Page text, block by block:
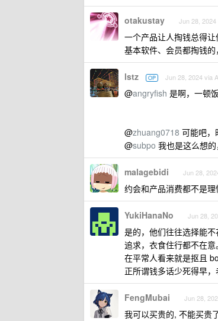
otakustay Jun 28, 2024
一个产品让人掏钱总得
基本软件、会员都掏钱
lstz OP Jun 28, 2024 via
@angryfish 是啊，一顿
@zhuang0718 可能吧，
@subpo 我也是这么想
malagebidi Jun 28,
约会和产品消费都不是
YukiHanaNo Jun 28,
是的，他们往往选择能
追求，衣食住行都不在意。
在平常人看来就是抠且
正所谓钱多话少死得早
FengMubai Jun 28,
我可以买贵的, 不能买贵